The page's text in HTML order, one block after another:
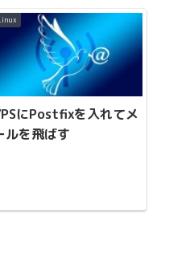
にPostfixを入れてメ
ルを飛ばす